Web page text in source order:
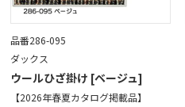
品番286-095
ダックス
ウールひざ掛け [ベージュ]
【2026年春夏カタログ掲載品】